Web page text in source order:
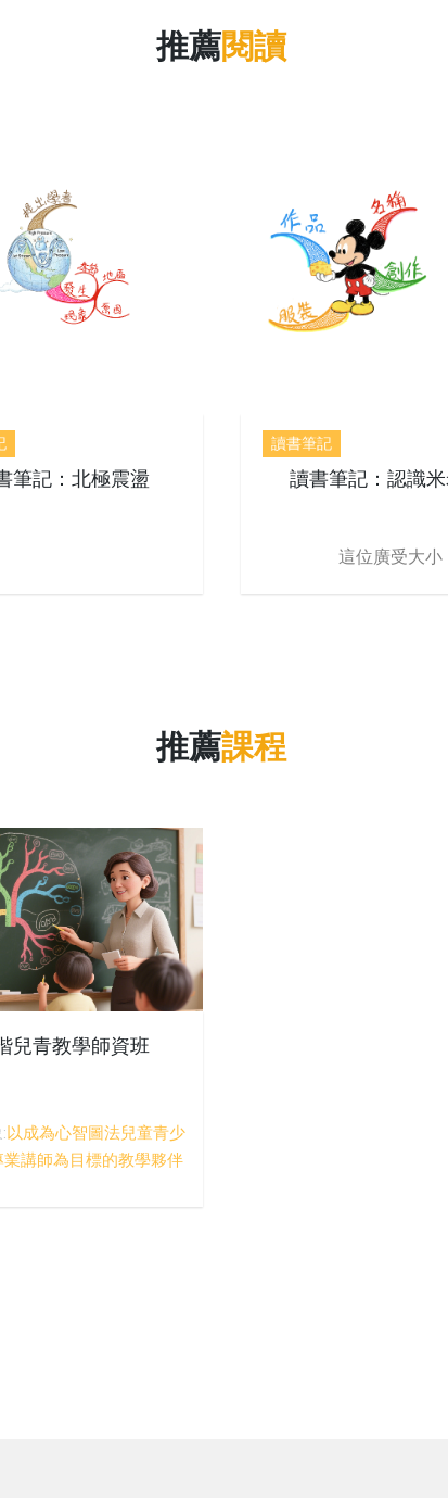
推薦閱讀
筆記：北極震盪
讀書筆記
讀書筆記：認識
這位廣受大小
推薦課程
兒青教學師資班
以成為心智圖法兒童青少
業講師為目標的教學夥伴